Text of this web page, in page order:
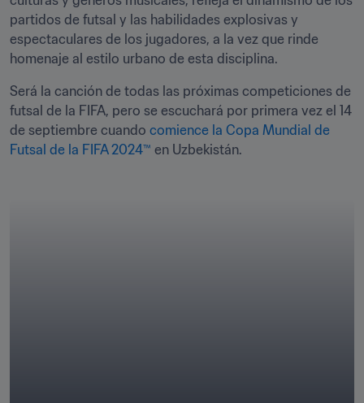
partidos de futsal y las habilidades explosivas y
espectaculares de los jugadores, a la vez que rinde
homenaje al estilo urbano de esta disciplina.
Será la canción de todas las próximas competiciones de
futsal de la FIFA, pero se escuchará por primera vez el 14
de septiembre cuando comience la Copa Mundial de
Futsal de la FIFA 2024™ en Uzbekistán.